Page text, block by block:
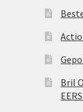
Bril